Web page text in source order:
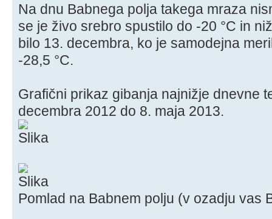
Na dnu Babnega polja takega mraza
se je živo srebro spustilo do -20 °C in
bilo 13. decembra, ko je samodejna
-28,5 °C.
Grafični prikaz gibanja najnižje dnevne
decembra 2012 do 8. maja 2013.
Pomlad na Babnem polju (v ozadju vas